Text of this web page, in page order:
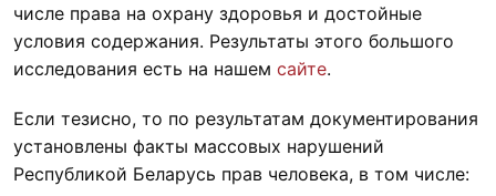
числе права на охрану здоровья и достойные
условия содержания. Результаты этого большого
исследования есть на нашем сайте.
Если тезисно, то по результатам документирования
установлены факты массовых нарушений
Республикой Беларусь прав человека, в том числе: